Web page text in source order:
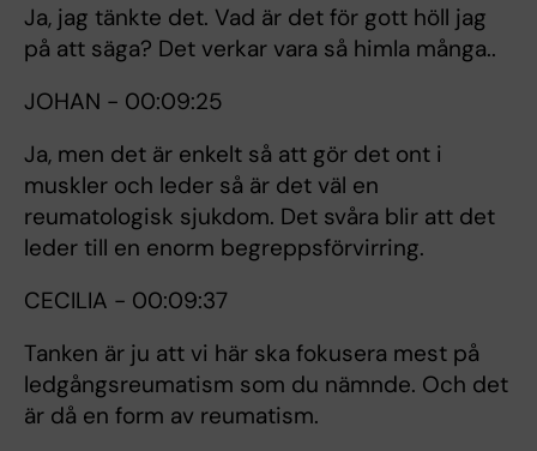
Ja, jag tänkte det. Vad är det för gott höll jag
på att säga? Det verkar vara så himla många..
JOHAN - 00:09:25
Ja, men det är enkelt så att gör det ont i
muskler och leder så är det väl en
reumatologisk sjukdom. Det svåra blir att det
leder till en enorm begreppsförvirring.
CECILIA - 00:09:37
Tanken är ju att vi här ska fokusera mest på
ledgångsreumatism som du nämnde. Och det
är då en form av reumatism.